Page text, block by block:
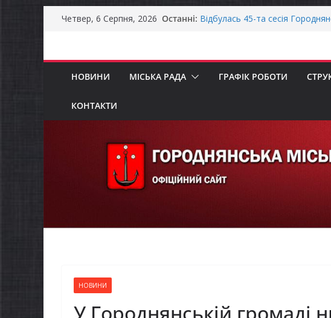
Перейти
Четвер, 6 Серпня, 2026 Останні:
Городнянська міська рада
податкові пільги для
осіб в Городнянській громаді
НОВИНИ МІСЬКА РАДА ГРАФІК РОБОТИ
КОНТАКТИ
НОВИНИ